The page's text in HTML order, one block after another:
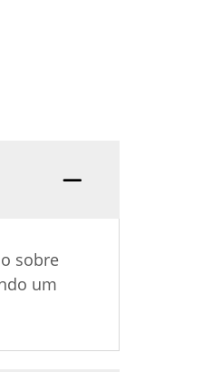
sobre
um